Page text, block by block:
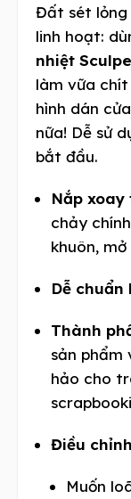
Đất sét lỏng
linh hoạt:
nhiệt
làm vữa chít
hình dán
nữa! Dễ sử
bắt đầu.
Nắp xoay
chảy
khuôn,
Dễ chuẩn
Thành
sản phẩm
hảo cho
Điều
Muốn